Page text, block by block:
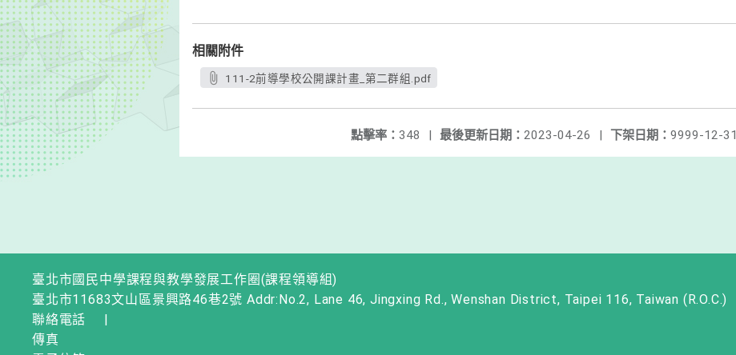
相關附件
111-2前導學校公開課計畫_第二群組.pdf
下架日期： 9999-12-31
最後更新日期： 2023-04-26 |
點擊率： 348 |
臺北市國民中學課程與教學發展工作圈(課程領導組)
臺北市11683文山區景興路46巷2號 Addr:No.2, Lane 46, Jingxing Rd., Wenshan District, Taipei 116, Taiwan (R.O.C.)
聯絡電話
|
傳真